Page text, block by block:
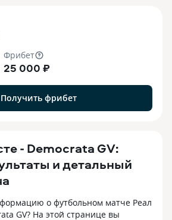
Фрибет
25 000 ₽
Получить фрибет
- Democrata GV:
и детальный
о футбольном матче Реал
GV? На этой странице вы